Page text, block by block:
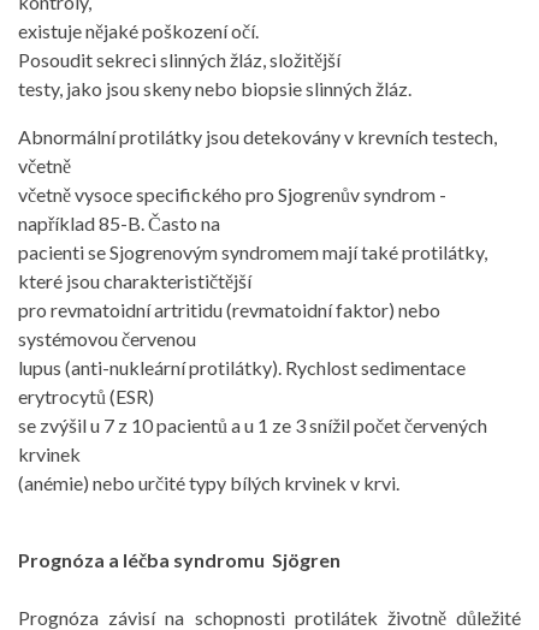
existuje nějaké poškození očí.
Posoudit sekreci slinných žláz, složitější
testy, jako jsou skeny nebo biopsie slinných žláz.
Abnormální protilátky jsou detekovány v krevních testech,
včetně
včetně vysoce specifického pro Sjogrenův syndrom -
například 85-B. Často na
pacienti se Sjogrenovým syndromem mají také protilátky,
které jsou charakterističtější
pro revmatoidní artritidu (revmatoidní faktor) nebo
systémovou červenou
lupus (anti-nukleární protilátky). Rychlost sedimentace
erytrocytů (ESR)
se zvýšil u 7 z 10 pacientů a u 1 ze 3 snížil počet červených
krvinek
(anémie) nebo určité typy bílých krvinek v krvi.
Prognóza a léčba syndromu Sjögren
Prognóza závisí na schopnosti protilátek životně důležité